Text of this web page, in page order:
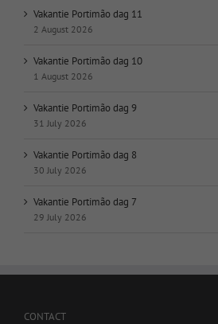
Vakantie Portimão dag 11
2 August 2026
Vakantie Portimão dag 10
1 August 2026
Vakantie Portimão dag 9
31 July 2026
Vakantie Portimão dag 8
30 July 2026
Vakantie Portimão dag 7
29 July 2026
CONTACT